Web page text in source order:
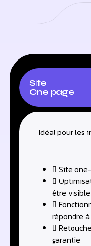
Site
One page
Idéal pour les
Site
être
répondre
garantie